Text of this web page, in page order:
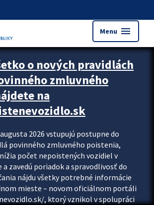
Menu menu
upútavok
o nových pravidlách
zmluvného
na
2026 vstupujú postupne do
povinného zmluvného poistenia,
počet nepoistených vozidiel v
zavedú poriadok a spravodlivosť do
nájdu všetky potrebné informácie
mieste – novom oficiálnom portáli
, ktorý vznikol v spolupráci